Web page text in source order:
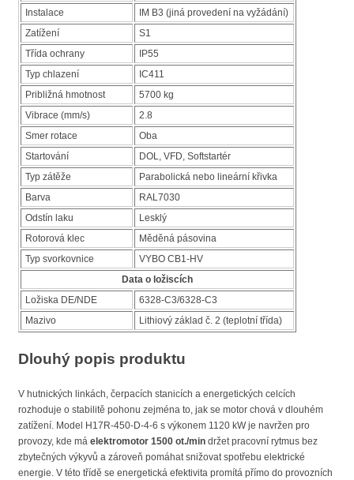
Instalace
IM B3 (jiná provedení na vyžádání)
Zatížení
S1
Třída ochrany
IP55
Typ chlazení
IC411
Približná hmotnost
5700 kg
Vibrace (mm/s)
2.8
Smer rotace
Oba
Startování
DOL, VFD, Softstartér
Typ zátěže
Parabolická nebo lineární křivka
Barva
RAL7030
Odstín laku
Lesklý
Rotorová klec
Měděná pásovina
Typ svorkovnice
VYBO CB1-HV
Data o ložiscích
Ložiska DE/NDE
6328-C3/6328-C3
Mazivo
Lithiový základ č. 2 (teplotní třída)
Dlouhý popis produktu
V hutnických linkách, čerpacích stanicích a energetických celcích
rozhoduje o stabilitě pohonu zejména to, jak se motor chová v dlouhém
zatížení. Model H17R-450-D-4-6 s výkonem 1120 kW je navržen pro
provozy, kde má elektromotor 1500 ot./min držet pracovní rytmus bez
zbytečných výkyvů a zároveň pomáhat snižovat spotřebu elektrické
energie. V této třídě se energetická efektivita promítá přímo do provozních